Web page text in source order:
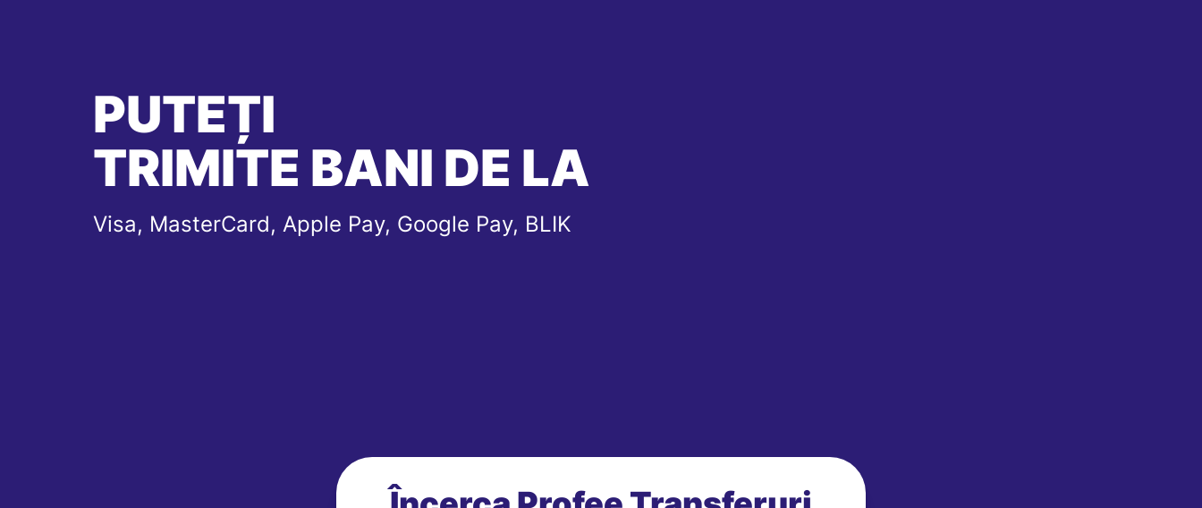
PUTEȚI
TRIMITE BANI DE LA
Visa, MasterCard, Apple Pay, Google Pay, BLIK